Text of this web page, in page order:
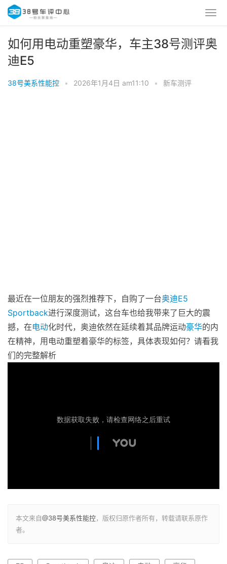
如何用电动重塑豪华，车主38号测评奥
迪E5
38号美系性能控 • 2026年1月4日 am11:10 • 新车测评
最近在一位朋友的强烈推荐下，自购了一台奥迪E5
Sportback进行深度测试，这台车也给我带来了巨大的震
撼，在电动化时代，奥迪依然在延续着其品牌运动豪华的内
在精神，用电动重塑着豪华的标签，具体表现如何？请看我
们的完整解析
本文来自@38号美系性能控，版权归原作者所有，转载请联系原作
者。